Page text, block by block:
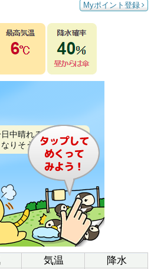
Myポイント登録
中晴れるでしょう。
りそうです。
気温
降水